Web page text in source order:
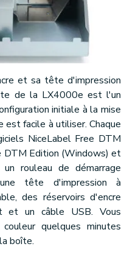
et sa tête d'impression
de la LX4000e est l'un
initiale à la mise
facile à utiliser. Chaque
NiceLabel Free DTM
Edition (Windows) et
rouleau de démarrage
tête d'impression à
des réservoirs d'encre
et un câble USB. Vous
quelques minutes
boîte.